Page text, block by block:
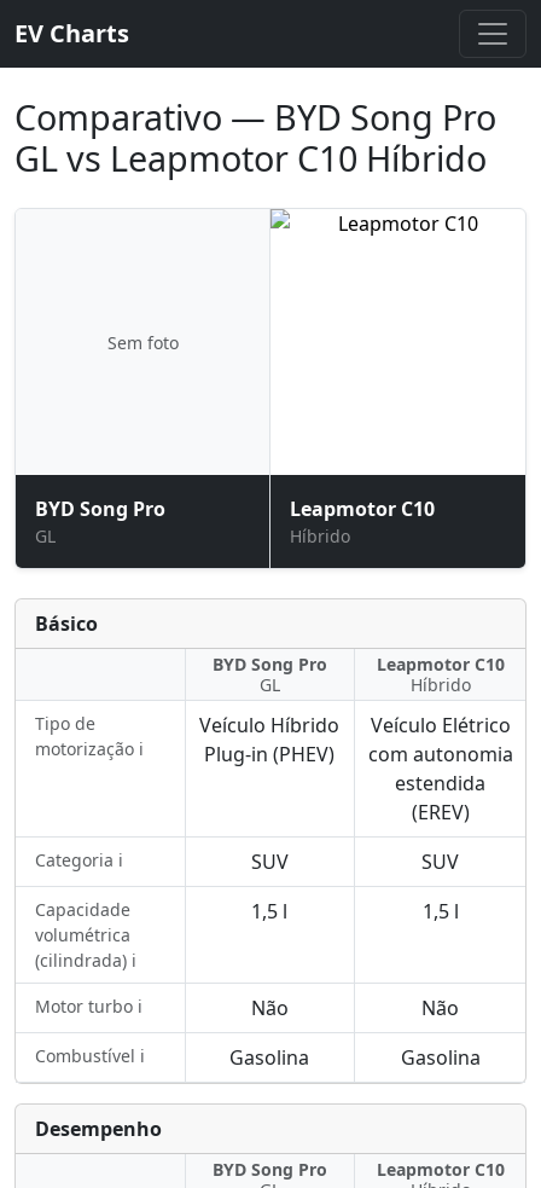
EV Charts
Comparativo — BYD Song Pro
GL vs Leapmotor C10 Híbrido
Sem foto
BYD Song Pro
GL
Leapmotor C10
Híbrido
Básico
BYD Song Pro
GL
Leapmotor C10
Híbrido
Tipo de
motorização ℹ️
Veículo Híbrido
Plug-in (PHEV)
Veículo Elétrico
com autonomia
estendida
(EREV)
Categoria ℹ️ SUV SUV
Capacidade
volumétrica
(cilindrada) ℹ️
1,5 l 1,5 l
Motor turbo ℹ️ Não Não
Combustível ℹ️ Gasolina Gasolina
Desempenho
BYD Song Pro
Leapmotor C10